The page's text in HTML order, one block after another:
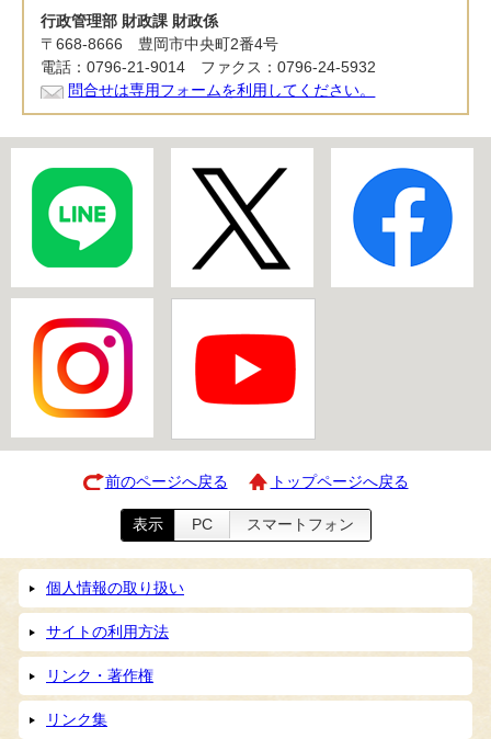
行政管理部 財政課 財政係
〒668-8666 豊岡市中央町2番4号
電話：0796-21-9014 ファクス：0796-24-5932
問合せは専用フォームを利用してください。
前のページへ戻る トップページへ戻る
表示 PC スマートフォン
個人情報の取り扱い
サイトの利用方法
リンク・著作権
リンク集